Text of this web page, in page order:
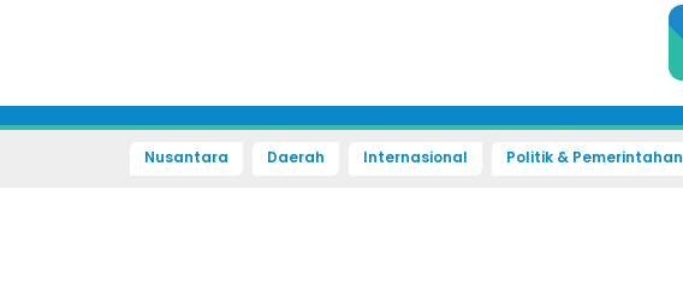
Nusantara Daerah Internasional Politik & Pemerintahan